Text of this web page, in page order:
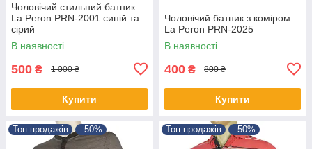
Чоловічий стильний батник
La Peron PRN-2001 синій та
сірий
В наявності
500 ₴ 1 000 ₴
Купити
Чоловічий батник з коміром
La Peron PRN-2025
В наявності
400 ₴ 800 ₴
Купити
Топ продажів –50% Топ продажів –50%